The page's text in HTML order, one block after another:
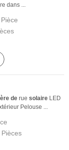
dans ...
de rue solaire LED
Pelouse ...
Pièces